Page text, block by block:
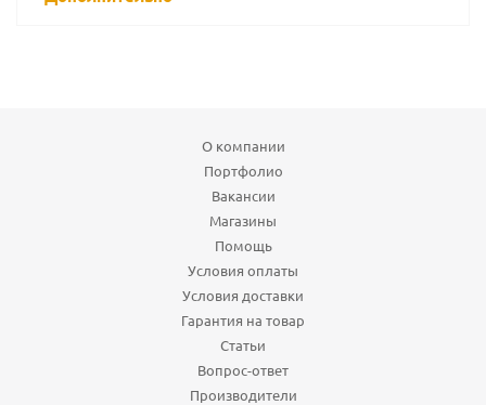
О компании
Портфолио
Вакансии
Магазины
Помощь
Условия оплаты
Условия доставки
Гарантия на товар
Статьи
Вопрос-ответ
Производители